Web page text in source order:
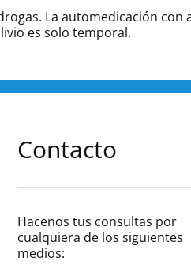
La automedicación
es solo temporal.
Contacto
Hacenos tus consultas por
cualquiera de los siguientes
medios: